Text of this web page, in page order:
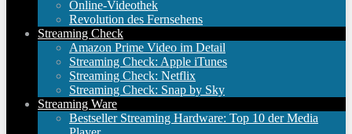
Online-Videothek
Revolution des Fernsehens
Streaming Check
Amazon Prime Video im Detail
Streaming Check: Apple iTunes
Streaming Check: Netflix
Streaming Check: Snap by Sky
Streaming Ware
Bestseller Streaming Hardware: Top 10 der Media